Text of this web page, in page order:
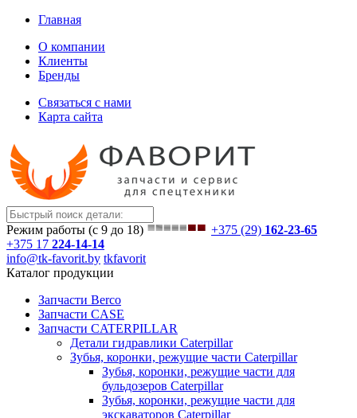
Главная
О компании
Клиенты
Бренды
Связаться с нами
Карта сайта
Режим работы (с 9 до 18) +375 (29) 162-23-65
+375 17 224-14-14
info@tk-favorit.by tkfavorit
Каталог продукции
Запчасти Berco
Запчасти CASE
Запчасти CATERPILLAR
Детали гидравлики Caterpillar
Зубья, коронки, режущие части Caterpillar
Зубья, коронки, режущие части для
бульдозеров Caterpillar
Зубья, коронки, режущие части для
экскаваторов Caterpillar